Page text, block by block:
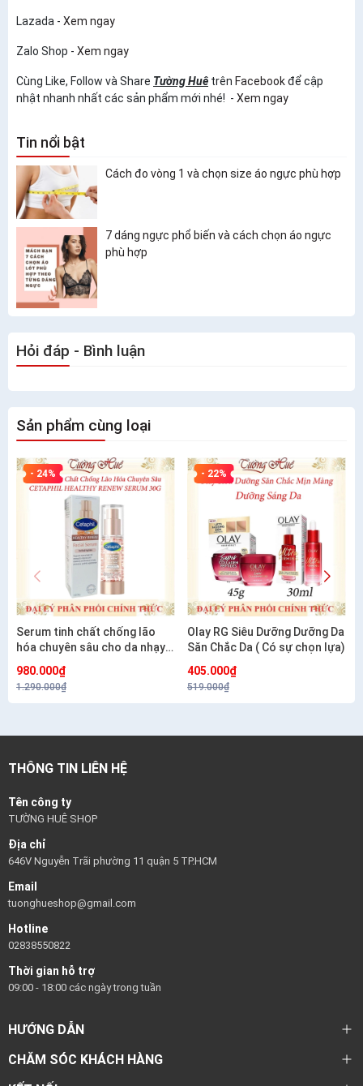
Lazada - Xem ngay
Zalo Shop - Xem ngay
Cùng Like, Follow và Share Tường Huê trên Facebookđể cập
nhật nhanh nhất các sản phẩm mới nhé! - Xem ngay
Tin nổi bật
Cách đo vòng 1 và chọn size áo ngực phù hợp
7 dáng ngực phổ biến và cách chọn áo ngực
phù hợp
Hỏi đáp - Bình luận
Sản phẩm cùng loại
- 24%
Serum tinh chất chống lão
hóa chuyên sâu cho da nhạy
cảm CETAPHIL HEALTHY
RENEW SERUM 30G
980.000₫
1.290.000₫
- 22%
Olay RG Siêu Dưỡng Dưỡng Da
Săn Chắc Da ( Có sự chọn lựa)
405.000₫
519.000₫
THÔNG TIN LIÊN HỆ
Tên công ty
TƯỜNG HUÊ SHOP
Địa chỉ
646V Nguyễn Trãi phường 11 quận 5 TP.HCM
Email
tuonghueshop@gmail.com
Hotline
02838550822
Thời gian hỗ trợ
09:00 - 18:00 các ngày trong tuần
HƯỚNG DẪN
CHĂM SÓC KHÁCH HÀNG